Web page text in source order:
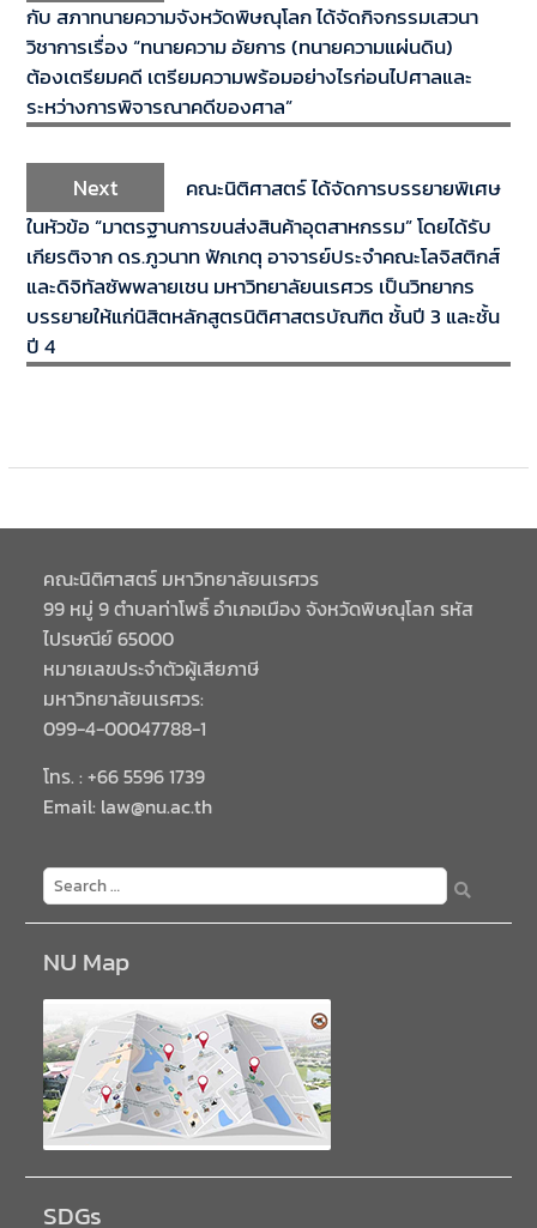
กับ สภาทนายความจังหวัดพิษณุโลก ได้จัดกิจกรรมเสวนา
วิชาการเรื่อง “ทนายความ อัยการ (ทนายความแผ่นดิน)
ต้องเตรียมคดี เตรียมความพร้อมอย่างไรก่อนไปศาลและ
ระหว่างการพิจารณาคดีของศาล”
Next
คณะนิติศาสตร์ ได้จัดการบรรยายพิเศษ
ในหัวข้อ “มาตรฐานการขนส่งสินค้าอุตสาหกรรม” โดยได้รับ
เกียรติจาก ดร.ภูวนาท ฟักเกตุ อาจารย์ประจำคณะโลจิสติกส์
และดิจิทัลซัพพลายเชน มหาวิทยาลัยนเรศวร เป็นวิทยากร
บรรยายให้แก่นิสิตหลักสูตรนิติศาสตรบัณฑิต ชั้นปี 3 และชั้น
ปี 4
คณะนิติศาสตร์ มหาวิทยาลัยนเรศวร
99 หมู่ 9 ตำบลท่าโพธิ์ อำเภอเมือง จังหวัดพิษณุโลก รหัส
ไปรษณีย์ 65000
หมายเลขประจำตัวผู้เสียภาษี
มหาวิทยาลัยนเรศวร:
099-4-00047788-1
โทร. : +66 5596 1739
Email: law@nu.ac.th
NU Map
SDGs